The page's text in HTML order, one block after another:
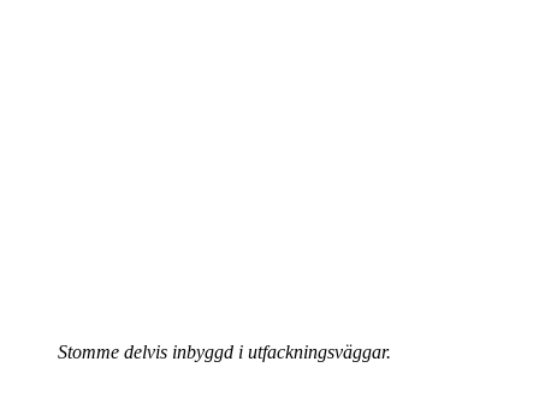
Stomme delvis inbyggd i utfackningsväggar.